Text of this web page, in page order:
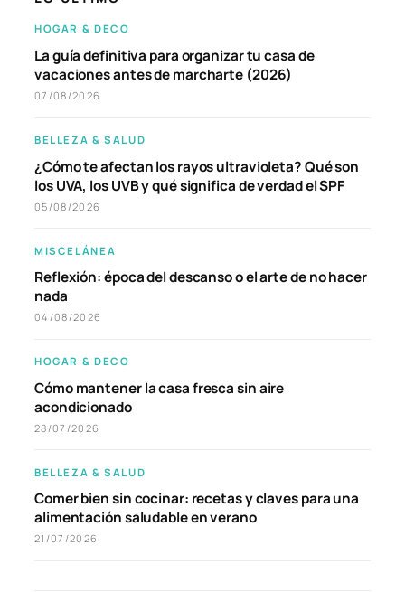
HOGAR & DECO
La guía definitiva para organizar tu casa de
vacaciones antes de marcharte (2026)
07/08/2026
BELLEZA & SALUD
¿Cómo te afectan los rayos ultravioleta? Qué son
los UVA, los UVB y qué significa de verdad el SPF
05/08/2026
MISCELÁNEA
Reflexión: época del descanso o el arte de no hacer
nada
04/08/2026
HOGAR & DECO
Cómo mantener la casa fresca sin aire
acondicionado
28/07/2026
BELLEZA & SALUD
Comer bien sin cocinar: recetas y claves para una
alimentación saludable en verano
21/07/2026